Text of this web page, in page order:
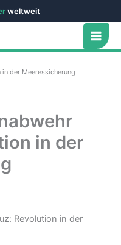
weltweit
der Meeressicherung
in der